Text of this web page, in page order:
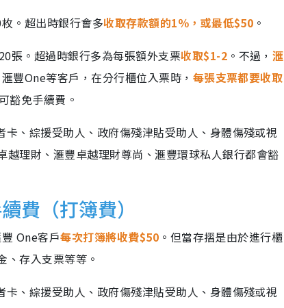
。超出時銀行會多收取存款額的1％，或最低$50 。
張。超過時銀行多為每張額外支票收取$1-2 。不過， 滙
豐One等客戶，在分行櫃位入票時， 每張支票都要收取
豁免手續費。
、綜援受助人、政府傷殘津貼受助人、身體傷殘或視
理財、滙豐卓越理財尊尚、滙豐環球私人銀行都會豁
費（打簿費）
One客戶每次打簿將收費$50 。但當存摺是由於進行櫃
、存入支票等等。
、綜援受助人、政府傷殘津貼受助人、身體傷殘或視